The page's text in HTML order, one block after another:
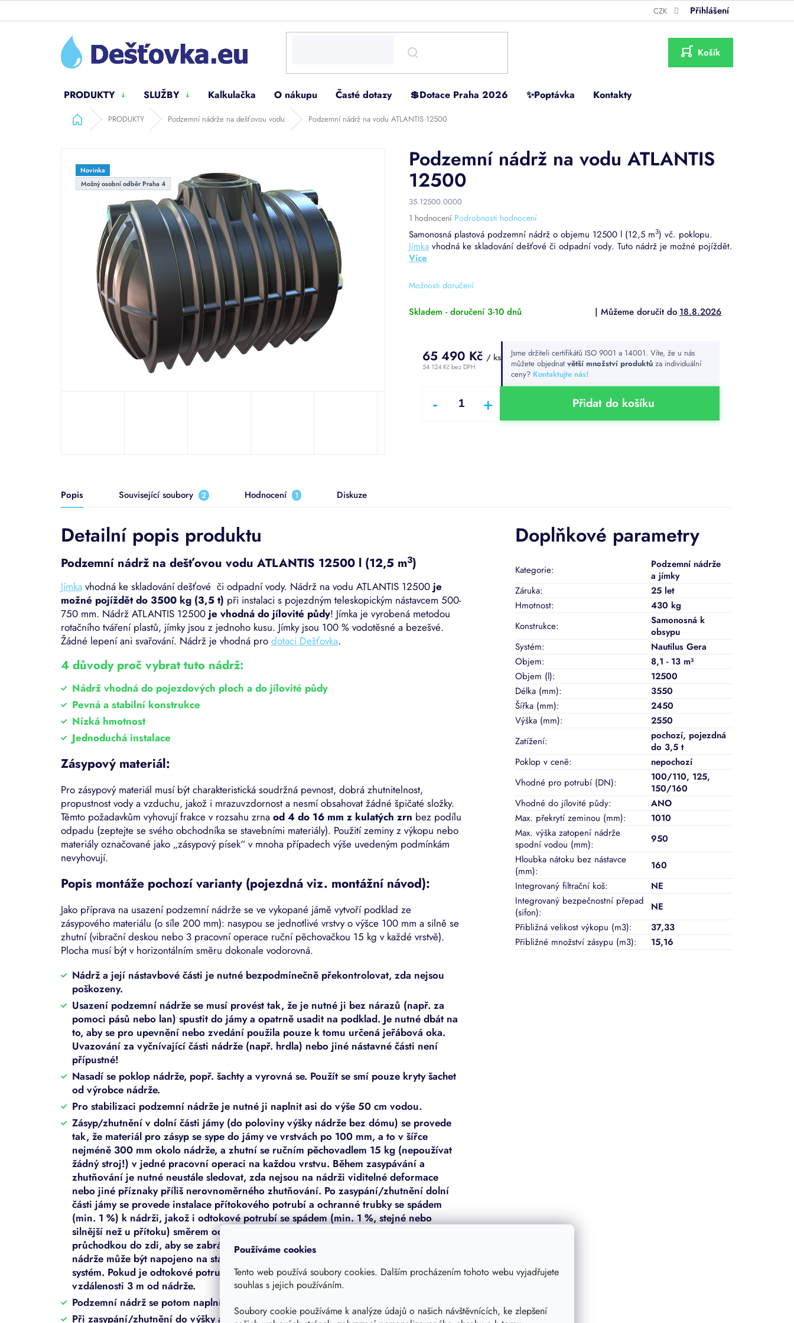
Používáme cookies
Tento web používá soubory cookies. Dalším procházením tohoto webu vyjadřujete
souhlas s jejich používáním.
Soubory cookie používáme k analýze údajů o našich návštěvnících, ke zlepšení
CZK Přihlášení
NÁKUPNÍ
KOŠÍK
PRODUKTY SLUŽBY Kalkulačka O nákupu Časté dotazy 💲Dotace Praha 2026 ✨Poptávka Kontakty
Domů PRODUKTY Podzemní nádrže na dešťovou vodu Podzemní nádrž na vodu ATLANTIS 12500
Novinka
Možný osobní odběr Praha 4
Možnosti doručení
Samonosná plastová podzemní nádrž o objemu 12500 l (12,5 m3) vč. poklopu.
Jímka vhodná ke skladování dešťové či odpadní vody. Tuto nádrž je možné pojíždět.
Podzemní nádrž na vodu ATLANTIS
12500
35.12500.0000
Průměrné
hodnocení
produktu
je
5,0
5
1 hodnocení Podrobnosti hodnocení
Skladem - doručení 3-10 dnů 18.8.2026
65 490 Kč / ks
54 124 Kč bez DPH
Jsme držiteli certifikátů ISO 9001 a 14001. Víte, že u nás
můžete objednat větší množství produktů za individuální
ceny? Kontaktujte nás!
Přidat do košíku
Popis Související soubory 2 Hodnocení 1 Diskuze
Detailní popis produktu
Podzemní nádrž na dešťovou vodu ATLANTIS 12500 l (12,5 m3)
Jímka vhodná ke skladování dešťové či odpadní vody. Nádrž na vodu ATLANTIS 12500 je
možné pojíždět do 3500 kg (3,5 t) při instalaci s pojezdným teleskopickým nástavcem 500-
750 mm. Nádrž ATLANTIS 12500 je vhodná do jílovité půdy! Jímka je vyrobená metodou
rotačního tváření plastů, jímky jsou z jednoho kusu. Jímky jsou 100 % vodotěsné a bezešvé.
Žádné lepení ani svařování. Nádrž je vhodná pro dotaci Dešťovka.
4 důvody proč vybrat tuto nádrž:
Nádrž vhodná do pojezdových ploch a do jílovité půdy
Pevná a stabilní konstrukce
Nízká hmotnost
Jednoduchá instalace
Zásypový materiál:
Pro zásypový materiál musí být charakteristická soudržná pevnost, dobrá zhutnitelnost,
propustnost vody a vzduchu, jakož i mrazuvzdornost a nesmí obsahovat žádné špičaté složky.
Těmto požadavkům vyhovují frakce v rozsahu zrna od 4 do 16 mm z kulatých zrn bez podílu
odpadu (zeptejte se svého obchodníka se stavebními materiály). Použití zeminy z výkopu nebo
materiály označované jako „zásypový písek“ v mnoha případech výše uvedeným podmínkám
nevyhovují.
Popis montáže pochozí varianty (pojezdná viz. montážní návod):
Jako příprava na usazení podzemní nádrže se ve vykopané jámě vytvoří podklad ze
zásypového materiálu (o síle 200 mm): nasypou se jednotlivé vrstvy o výšce 100 mm a silně se
zhutní (vibrační deskou nebo 3 pracovní operace ruční pěchovačkou 15 kg v každé vrstvě).
Plocha musí být v horizontálním směru dokonale vodorovná.
Nádrž a její nástavbové části je nutné bezpodmínečně překontrolovat, zda nejsou
poškozeny.
Usazení podzemní nádrže se musí provést tak, že je nutné ji bez nárazů (např. za
pomoci pásů nebo lan) spustit do jámy a opatrně usadit na podklad. Je nutné dbát na
to, aby se pro upevnění nebo zvedání použila pouze k tomu určená jeřábová oka.
Uvazování za vyčnívající části nádrže (např. hrdla) nebo jiné nástavné části není
přípustné!
Nasadí se poklop nádrže, popř. šachty a vyrovná se. Použít se smí pouze kryty šachet
od výrobce nádrže.
Pro stabilizaci podzemní nádrže je nutné ji naplnit asi do výše 50 cm vodou.
Zásyp/zhutnění v dolní části jámy (do poloviny výšky nádrže bez dómu) se provede
tak, že materiál pro zásyp se sype do jámy ve vrstvách po 100 mm, a to v šířce
nejméně 300 mm okolo nádrže, a zhutní se ručním pěchovadlem 15 kg (nepoužívat
žádný stroj!) v jedné pracovní operaci na každou vrstvu. Během zasypávání a
zhutňování je nutné neustále sledovat, zda nejsou na nádrži viditelné deformace
nebo jiné příznaky příliš nerovnoměrného zhutňování. Po zasypání/zhutnění dolní
části jámy se provede instalace přítokového potrubí a ochranné trubky se spádem
(min. 1 %) k nádrži, jakož i odtokové potrubí se spádem (min. 1 %, stejné nebo
silnější než u přítoku) směrem od nádrže. Ochranná trubka musí být nainstalována s
průchodkou do zdi, aby se zabránilo pronikání vody do sklepa. Odtokové potrubí
nádrže může být napojeno na stávající kanalizaci nebo za ní napojený vsakovací
systém. Pokud je odtokové potrubí napojeno na vsakování, musí být toto nejméně ve
vzdálenosti 3 m od nádrže.
Podzemní nádrž se potom naplní vodou až po spodní hranu přípojek.
Při zasypání/zhutnění do výšky asi 200 mm pod úroveň terénu se postupuje tak, jak
Doplňkové parametry
Kategorie:
Podzemní nádrže
a jímky
Záruka:
25 let
Hmotnost:
430 kg
Konstrukce:
Samonosná k
obsypu
Systém:
Nautilus Gera
Objem:
8,1 - 13 m³
Objem (l):
12500
Délka (mm):
3550
Šířka (mm):
2450
Výška (mm):
2550
Zatížení: pochozí, pojezdná
do 3,5 t
Poklop v ceně:
nepochozí
Vhodné pro potrubí (DN): 100/110, 125,
150/160
Vhodné do jílovité půdy:
ANO
Max. překrytí zeminou (mm):
1010
Max. výška zatopení nádrže
spodní vodou (mm):
950
Hloubka nátoku bez nástavce
(mm):
160
Integrovaný filtrační koš:
NE
Integrovaný bezpečnostní přepad
(sifon):
NE
Přibližná velikost výkopu (m3):
37,33
Přibližné množství zásypu (m3): 15,16